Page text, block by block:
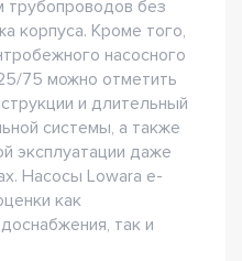
трубопроводов без
корпуса. Кроме того,
насосного
75 можно отметить
и длительный
системы, а также
эксплуатации даже
Насосы Lowara e-
как
так и